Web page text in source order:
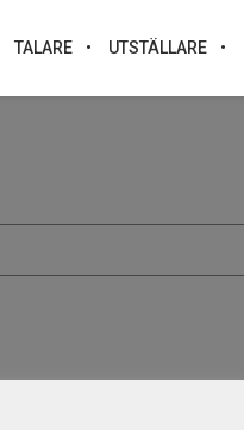
TALARE UTSTÄLLARE